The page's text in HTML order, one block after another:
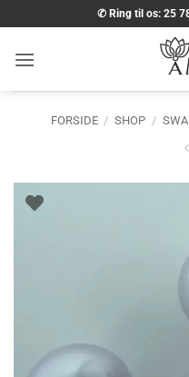
til
indhold
✆ Ring til os: 25
FORSIDE / SHOP /